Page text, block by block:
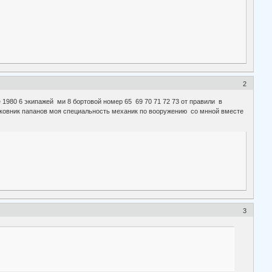
2
1980 6 экипажей ми 8 бортовой номер 65 69 70 71 72 73 от правили в
папанов моя специальность механик по вооружению со мнной вместе
3